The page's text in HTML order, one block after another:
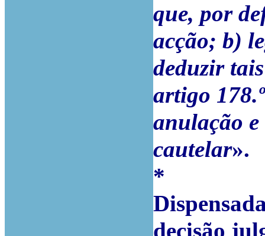
que, por
acção; b)
deduzir
artigo
anulação e
cautelar».
*
decisão